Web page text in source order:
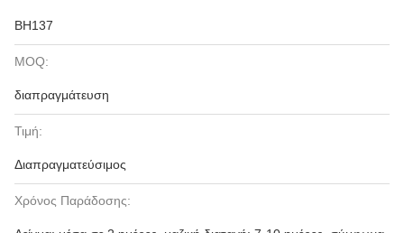
BH137
MOQ:
διαπραγμάτευση
Τιμή:
Διαπραγματεύσιμος
Χρόνος Παράδοσης: